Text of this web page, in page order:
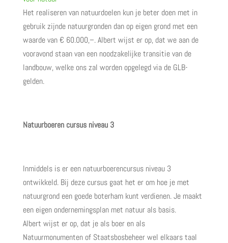
Het realiseren van natuurdoelen kun je beter doen met in
gebruik zijnde natuurgronden dan op eigen grond met een
waarde van € 60.000,–. Albert wijst er op, dat we aan de
vooravond staan van een noodzakelijke transitie van de
landbouw, welke ons zal worden opgelegd via de GLB-
gelden.
Natuurboeren cursus niveau 3
Inmiddels is er een natuurboerencursus niveau 3
ontwikkeld. Bij deze cursus gaat het er om hoe je met
natuurgrond een goede boterham kunt verdienen. Je maakt
een eigen ondernemingsplan met natuur als basis.
Albert wijst er op, dat je als boer en als
Natuurmonumenten of Staatsbosbeheer wel elkaars taal